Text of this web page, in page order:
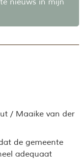
nieuws in mijn
/ Maaike van der
de gemeente
adequaat